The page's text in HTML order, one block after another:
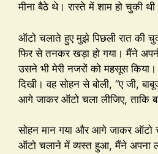
मीना बैठे थे। रास्ते में शाम हो चुकी
ऑटो चलाते हुए मुझे पिछली रात की
फिर से तनकर खड़ा हो गया। मैंने
उसने भी मेरी नजरों को महसूस
दिखी। वह सोहन से बोली, “ए जी,
आगे जाकर ऑटो चला लीजिए, ताकि
सोहन मान गया और आगे जाकर ऑटो
ऑटो चलाने में व्यस्त हुआ, मैंने अपना